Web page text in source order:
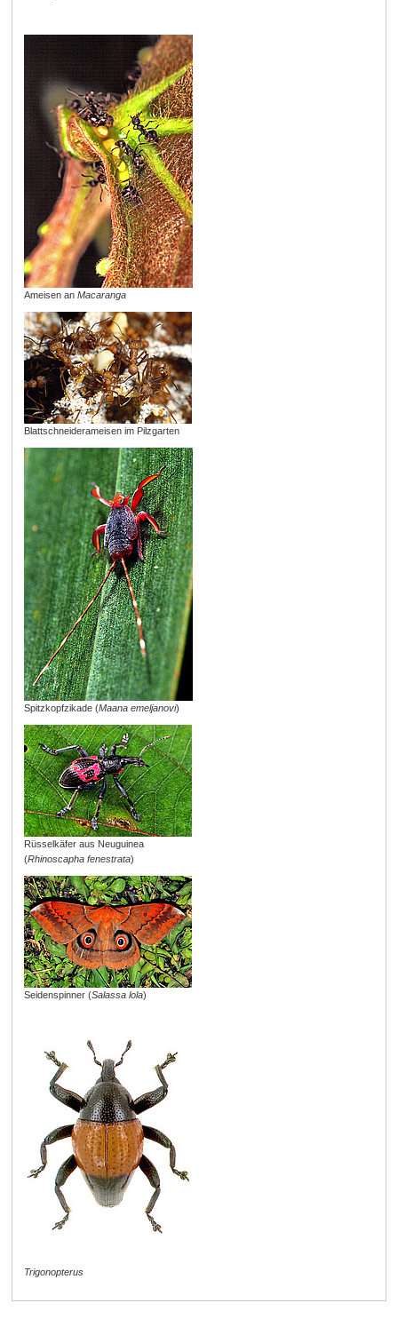
Ameisen an Macaranga
Blattschneiderameisen im Pilzgarten
Spitzkopfzikade (Maana emeljanovi)
Rüsselkäfer aus Neuguinea
(Rhinoscapha fenestrata)
Seidenspinner (Salassa lola)
Trigonopterus